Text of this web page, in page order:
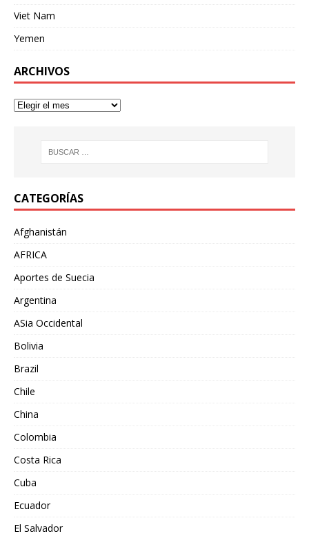
Viet Nam
Yemen
ARCHIVOS
CATEGORÍAS
Afghanistán
AFRICA
Aportes de Suecia
Argentina
ASia Occidental
Bolivia
Brazil
Chile
China
Colombia
Costa Rica
Cuba
Ecuador
El Salvador